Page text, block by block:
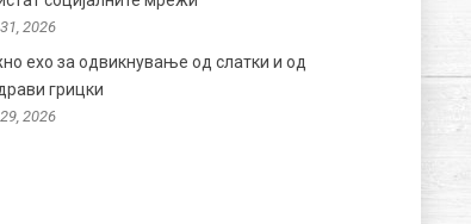
2026
ехо за одвикнување од слатки и од
грицки
2026